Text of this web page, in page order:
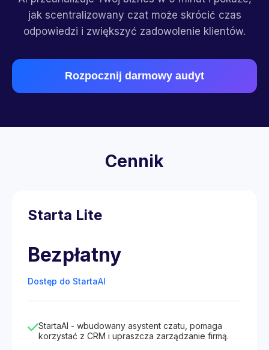
jak scentralizowany czat może skrócić czas
odpowiedzi i zwiększyć zadowolenie klientów.
Rozpocznij darmowy audyt
Cennik
Starta Lite
Bezpłatny
Dostęp do StartaAI
StartaAI - wbudowany asystent czatu, pomaga
korzystać z CRM i upraszcza zarządzanie firmą.